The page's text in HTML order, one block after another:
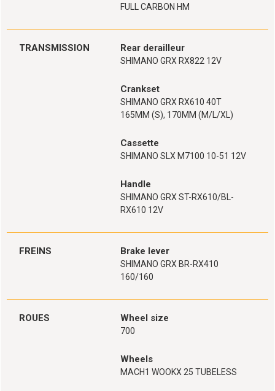
FULL CARBON HM
TRANSMISSION Rear derailleur
SHIMANO GRX RX822 12V
Crankset
SHIMANO GRX RX610 40T
165MM (S), 170MM (M/L/XL)
Cassette
SHIMANO SLX M7100 10-51 12V
Handle
SHIMANO GRX ST-RX610/BL-
RX610 12V
FREINS Brake lever
SHIMANO GRX BR-RX410
160/160
ROUES Wheel size
700
Wheels
MACH1 WOOKX 25 TUBELESS